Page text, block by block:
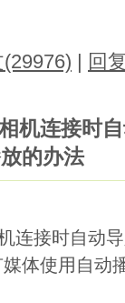
回
机连接时
的办法
连接时自动
体使用自动